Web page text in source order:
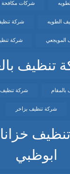
شركات مكافحة
الطويه شركة
المويجعي شركة
تنظيف
شركة تنظيف
شركة تنظيف بزاخر
ابوظبي